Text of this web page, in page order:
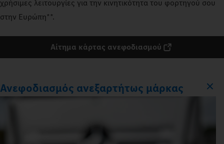
χρήσιμες λειτουργίες για την κινητικότητα του φορτηγού σου
στην Ευρώπη**.
Αίτημα κάρτας ανεφοδιασμού
Ανεφοδιασμός ανεξαρτήτως μάρκας